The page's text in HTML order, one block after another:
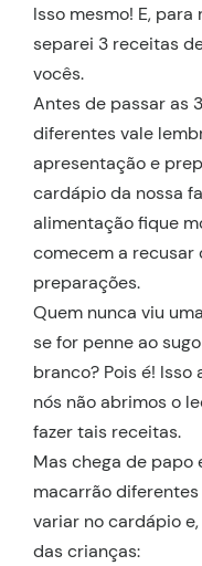
Isso mesmo! E,
separei 3 receitas
vocês.
Antes de passar as
diferentes vale
apresentação e
cardápio da nossa
alimentação fique
comecem a recusar
preparações.
Quem nunca viu
se for penne ao
branco? Pois é!
nós não abrimos o
fazer tais receitas.
Mas chega de papo
macarrão
variar no cardápio
das crianças: